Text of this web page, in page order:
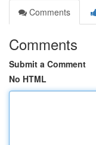
Comments
Comments
Submit a Comment
No HTML